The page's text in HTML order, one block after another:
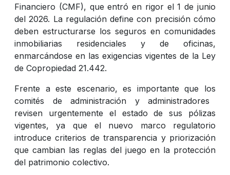
Financiero (CMF), que entró en rigor el 1 de junio
del 2026. La regulación define con precisión cómo
deben estructurarse los seguros en comunidades
inmobiliarias residenciales y de oficinas,
enmarcándose en las exigencias vigentes de la Ley
de Copropiedad 21.442.
Frente a este escenario, es importante que los
comités de administración y administradores
revisen urgentemente el estado de sus pólizas
vigentes, ya que el nuevo marco regulatorio
introduce criterios de transparencia y priorización
que cambian las reglas del juego en la protección
del patrimonio colectivo.